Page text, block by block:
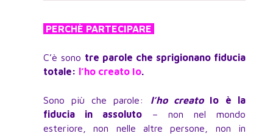
PERCHÈ PARTECIPARE
C’è sono tre parole che sprigionano fiducia
totale:
l’ho creato Io.
Sono più che parole: l’ho creatoIo
è la
fiducia in assoluto– non nel mondo
esteriore, non nelle altre persone, non in